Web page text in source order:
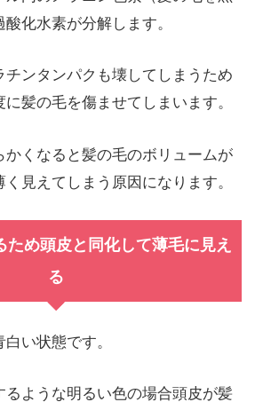
化水素が分解します。
チンタンパクも壊してしまうため
髪の毛を傷ませてしまいます。
かくなると髪の毛のボリュームが
見えてしまう原因になります。
ため頭皮と同化して薄毛に見え
る
い状態です。
るような明るい色の場合頭皮が髪